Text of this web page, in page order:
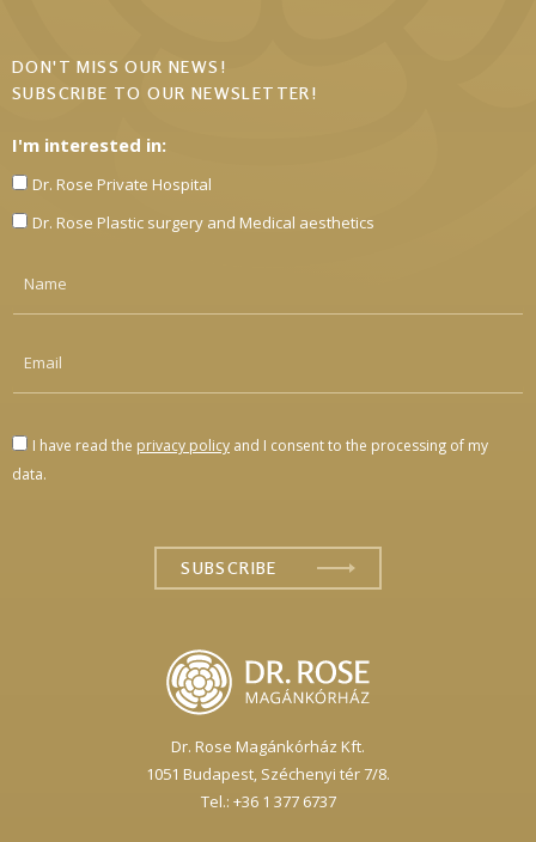
Dr. Rose Magánkórház Kft.
1051 Budapest,Széchenyi tér 7/8.
Tel.: +36 1 377 6737
DON'T MISS OUR NEWS!
SUBSCRIBE TO OUR NEWSLETTER!
I'm interested in:
Dr. Rose Private Hospital
Dr. Rose Plastic surgery and Medical aesthetics
I have read the privacy policy and I consent to the processing of my
data.